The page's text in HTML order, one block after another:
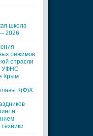
школа
2026
режимов
отрасли
УФНС
Крым
К(Ф)Х
и